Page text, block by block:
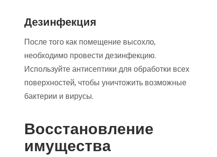
Дезинфекция
После того как помещение высохло,
необходимо провести дезинфекцию.
Используйте антисептики для обработки всех
поверхностей, чтобы уничтожить возможные
бактерии и вирусы.
Восстановление
имущества